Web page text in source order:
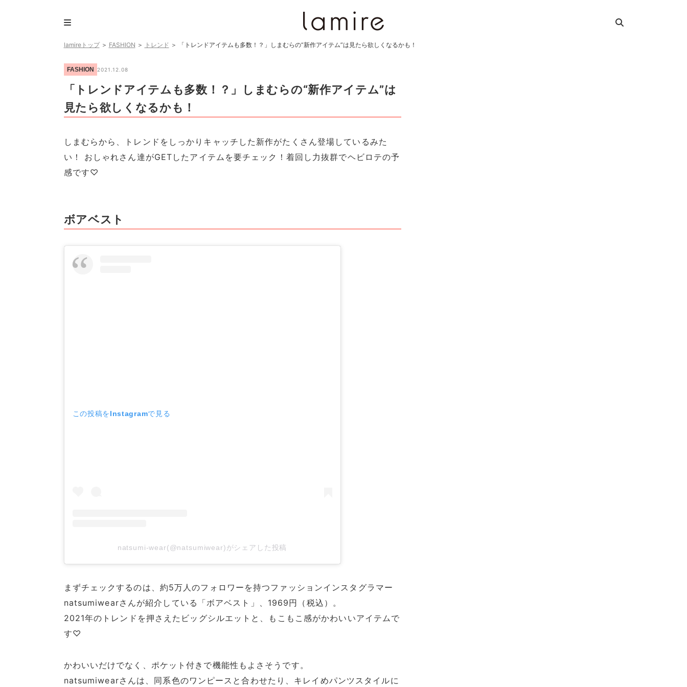
lamireトップ＞ FASHION ＞ トレンド ＞ 「トレンドアイテムも多数！？」しまむらの“新作アイテム”は見たら欲しくなるかも！
FASHION 2021.12.08
「トレンドアイテムも多数！？」しまむらの“新作アイテム”は
見たら欲しくなるかも！
しまむらから、トレンドをしっかりキャッチした新作がたくさん登場しているみた
い！ おしゃれさん達がGETしたアイテムを要チェック！着回し力抜群でヘビロテの予
感です♡
ボアベスト
この投稿をInstagramで見る
natsumi-wear(@natsumiwear)がシェアした投稿
まずチェックするのは、約5万人のフォロワーを持つファッションインスタグラマー
natsumiwearさんが紹介している「ボアベスト」、1969円（税込）。
2021年のトレンドを押さえたビッグシルエットと、もこもこ感がかわいいアイテムで
す♡
かわいいだけでなく、ポケット付きで機能性もよさそうです。
natsumiwearさんは、同系色のワンピースと合わせたり、キレイめパンツスタイルに